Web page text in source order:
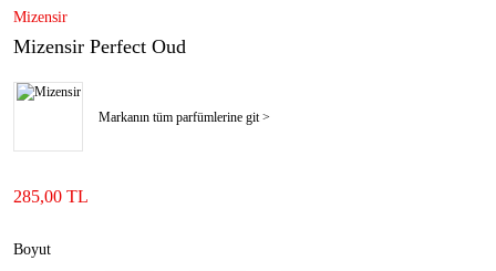
Mizensir
Mizensir Perfect Oud
Markanın tüm parfümlerine git >
285,00 TL
Boyut